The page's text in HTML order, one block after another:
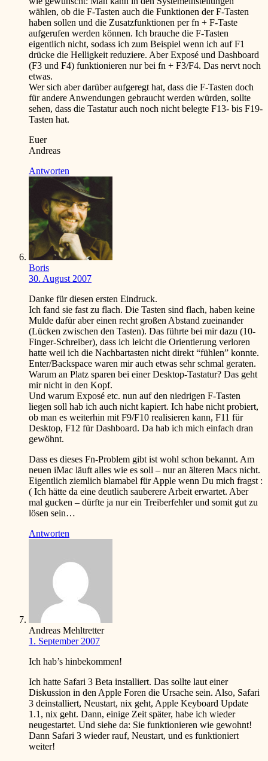
wählen, ob die F-Tasten auch die Funktionen der F-Tasten
haben sollen und die Zusatzfunktionen per fn + F-Taste
aufgerufen werden können. Ich brauche die F-Tasten
eigentlich nicht, sodass ich zum Beispiel wenn ich auf F1
drücke die Helligkeit reduziere. Aber Exposé und Dashboard
(F3 und F4) funktionieren nur bei fn + F3/F4. Das nervt noch
etwas.
Wer sich aber darüber aufgeregt hat, dass die F-Tasten doch
für andere Anwendungen gebraucht werden würden, sollte
sehen, dass die Tastatur auch noch nicht belegte F13- bis F19-
Tasten hat.
Euer
Andreas
Antworten
Boris
30. August 2007
Danke für diesen ersten Eindruck.
Ich fand sie fast zu flach. Die Tasten sind flach, haben keine
Mulde dafür aber einen recht großen Abstand zueinander
(Lücken zwischen den Tasten). Das führte bei mir dazu (10-
Finger-Schreiber), dass ich leicht die Orientierung verloren
hatte weil ich die Nachbartasten nicht direkt “fühlen” konnte.
Enter/Backspace waren mir auch etwas sehr schmal geraten.
Warum an Platz sparen bei einer Desktop-Tastatur? Das geht
mir nicht in den Kopf.
Und warum Exposé etc. nun auf den niedrigen F-Tasten
liegen soll hab ich auch nicht kapiert. Ich habe nicht probiert,
ob man es weiterhin mit F9/F10 realisieren kann, F11 für
Desktop, F12 für Dashboard. Da hab ich mich einfach dran
gewöhnt.
Dass es dieses Fn-Problem gibt ist wohl schon bekannt. Am
neuen iMac läuft alles wie es soll – nur an älteren Macs nicht.
Eigentlich ziemlich blamabel für Apple wenn Du mich fragst :
( Ich hätte da eine deutlich sauberere Arbeit erwartet. Aber
mal gucken – dürfte ja nur ein Treiberfehler und somit gut zu
lösen sein…
Antworten
Andreas Mehltretter
1. September 2007
Ich hab’s hinbekommen!
Ich hatte Safari 3 Beta installiert. Das sollte laut einer
Diskussion in den Apple Foren die Ursache sein. Also, Safari
3 deinstalliert, Neustart, nix geht, Apple Keyboard Update
1.1, nix geht. Dann, einige Zeit später, habe ich wieder
neugestartet. Und siehe da: Sie funktionieren wie gewohnt!
Dann Safari 3 wieder rauf, Neustart, und es funktioniert
weiter!